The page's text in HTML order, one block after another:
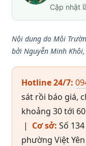
Cập nhật
Nội dung do Môi
bởi Nguyễn Minh
Hotline 24/7:
sát rồi báo giá,
khoảng 30 tới
| Cơ sở: Số
phường Việt